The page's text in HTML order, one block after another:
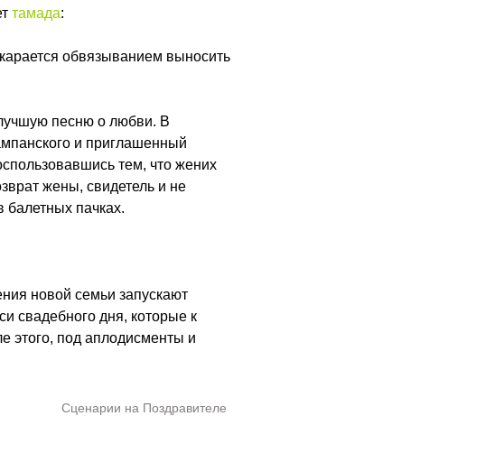
тамада:
обвязыванием выносить
лучшую песню о любви. В
и приглашенный
тем, что жених
жены, свидетель и не
пачках.
новой семьи запускают
свадебного дня, которые к
этого, под аплодисменты и
Сценарии на Поздравителе